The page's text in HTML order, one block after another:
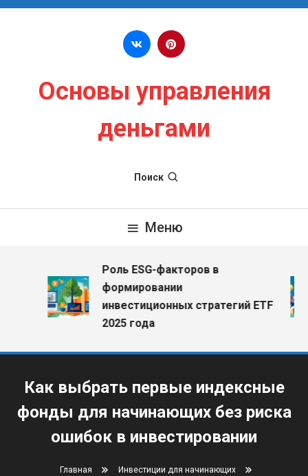
Перейти к содержимому
Основы управления
деньгами
Поиск
Меню
Роль ESG-факторов в
формировании
инвестиционных стратегий ETF
2025 года
Как выбрать первые индексные
фонды для начинающих без риска
ошибок в инвестировании
Главная
Инвестиции для начинающих